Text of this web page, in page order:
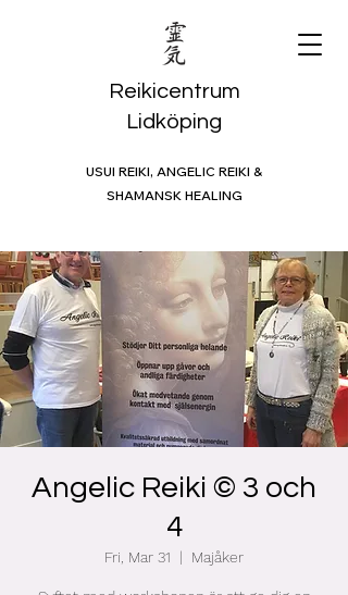
USUI REIKI, ANGELIC REIKI &
SHAMANSK HEALING
Reikicentrum
Lidköping
Angelic Reiki © 3 och
4
Fri, Mar 31
  |
Majåker